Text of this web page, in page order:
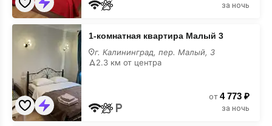
за ночь
1-
комнатная
квартира
в
июне
1-комнатная квартира Малый 3
г. Калининград, пер. Малый, 3
2.3 км от центра
от 4 773 ₽
за ночь